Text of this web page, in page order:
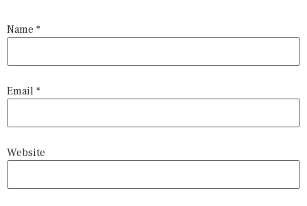
Name *
Email *
Website